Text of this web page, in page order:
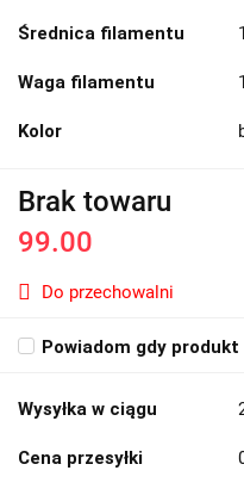
Średnica filamentu
Waga filamentu
Kolor
Brak towaru
99.00
Do przechowalni
Powiadom gdy
Wysyłka w ciągu
Cena przesyłki